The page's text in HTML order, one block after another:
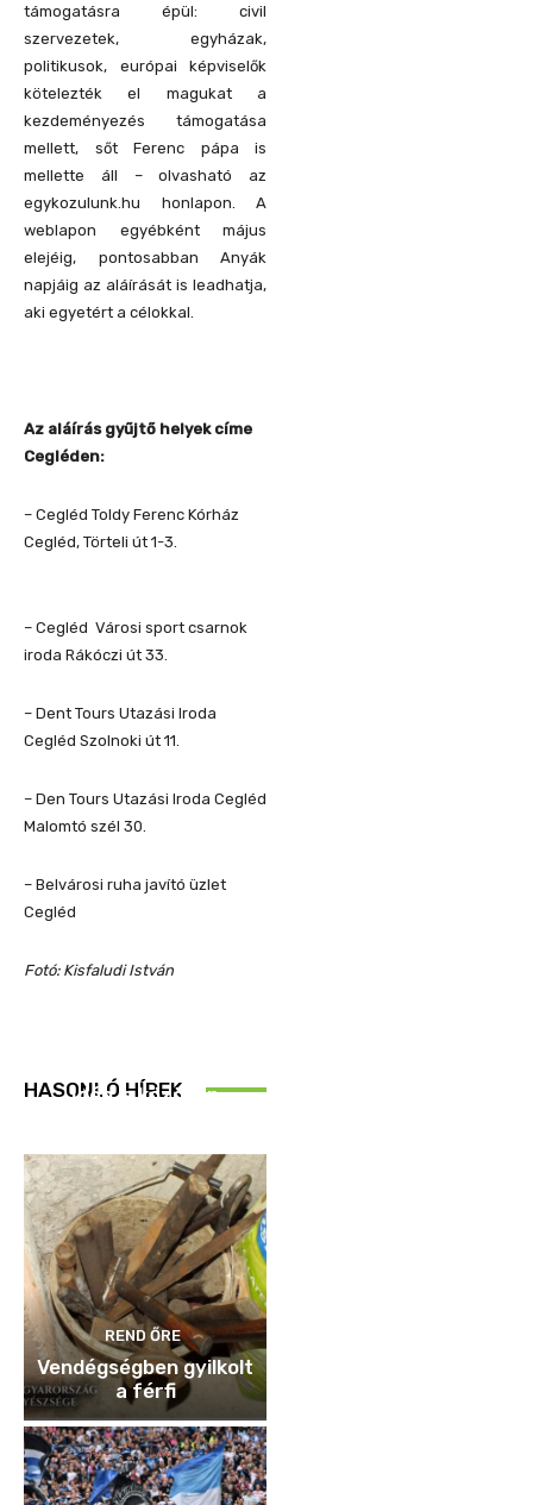
támogatásra épül: civil
szervezetek, egyházak,
politikusok, európai képviselők
kötelezték el magukat a
kezdeményezés támogatása
mellett, sőt Ferenc pápa is
mellette áll – olvasható az
egykozulunk.hu honlapon. A
weblapon egyébként május
elejéig, pontosabban Anyák
napjáig az aláírását is leadhatja,
aki egyetért a célokkal.
Az aláírás gyűjtő helyek címe
Cegléden:
– Cegléd Toldy Ferenc Kórház
Cegléd, Törteli út 1-3.
– Cegléd Városi sport csarnok
iroda Rákóczi út 33.
– Dent Tours Utazási Iroda
Cegléd Szolnoki út 11.
– Den Tours Utazási Iroda Cegléd
Malomtó szél 30.
– Belvárosi ruha javító üzlet
Cegléd
Fotó: Kisfaludi István
HASONLÓ HÍREK
Idén is közösen
REND ŐRE
Vendégségben gyilkolt
a férfi